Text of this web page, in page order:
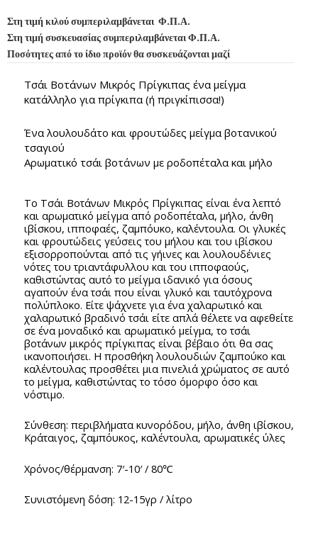
Στη τιμή κιλού συμπεριλαμβάνεται Φ.Π.Α.
Στη τιμή συσκευασίας συμπεριλαμβάνεται Φ.Π.Α.
Ποσότητες από το ίδιο προϊόν θα συσκευάζονται μαζί
Τσάι Βοτάνων Μικρός Πρίγκιπας ένα μείγμα
κατάλληλο για πρίγκιπα (ή πριγκίπισσα!)
Ένα λουλουδάτο και φρουτώδες μείγμα βοτανικού
τσαγιού
Αρωματικό τσάι βοτάνων με ροδοπέταλα και μήλο
Το Τσάι Βοτάνων Μικρός Πρίγκιπας είναι ένα λεπτό
και αρωματικό μείγμα από ροδοπέταλα, μήλο, άνθη
ιβίσκου, ιπποφαές, ζαμπόυκο, καλέντουλα. Οι γλυκές
και φρουτώδεις γεύσεις του μήλου και του ιβίσκου
εξισορροπούνται από τις γήινες και λουλουδένιες
νότες του τριαντάφυλλου και του ιπποφαούς,
καθιστώντας αυτό το μείγμα ιδανικό για όσους
αγαπούν ένα τσάι που είναι γλυκό και ταυτόχρονα
πολύπλοκο. Είτε ψάχνετε για ένα χαλαρωτικό και
χαλαρωτικό βραδινό τσάι είτε απλά θέλετε να αφεθείτε
σε ένα μοναδικό και αρωματικό μείγμα, το τσάι
βοτάνων μικρός πρίγκιπας είναι βέβαιο ότι θα σας
ικανοποιήσει. Η προσθήκη λουλουδιών ζαμπούκο και
καλέντουλας προσθέτει μια πινελιά χρώματος σε αυτό
το μείγμα, καθιστώντας το τόσο όμορφο όσο και
νόστιμο.
Σύνθεση: περιβλήματα κυνορόδου, μήλο, άνθη ιβίσκου,
Κράταιγος, ζαμπόυκος, καλέντουλα, αρωματικές ύλες
Χρόνος/θέρμανση: 7′-10′ / 80℃
Συνιστόμενη δόση: 12-15γρ / λίτρο